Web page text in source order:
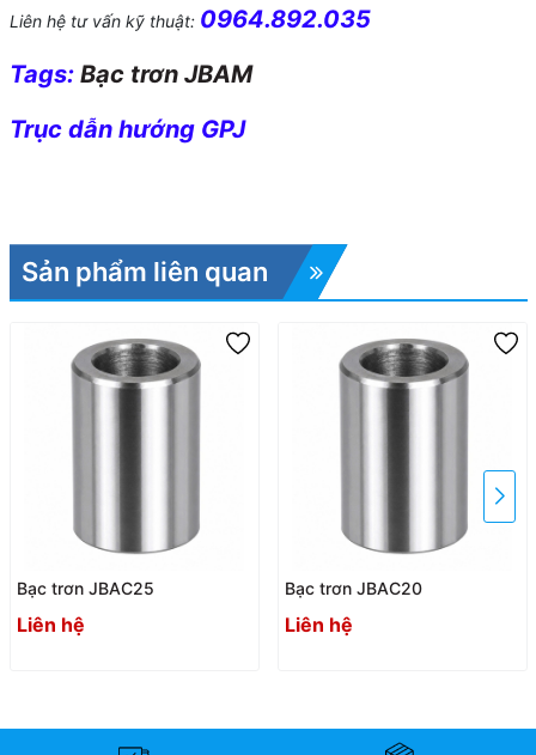
Liên hệ tư vấn kỹ thuật: 0964.892.035
Tags: Bạc trơn JBAM
Trục dẫn hướng GPJ
Sản phẩm liên quan
Bạc trơn JBAC25
Liên hệ
Bạc trơn JBAC20
Liên hệ